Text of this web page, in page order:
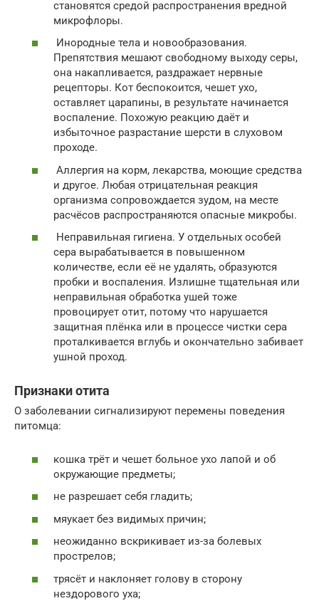
становятся средой распространения вредной
микрофлоры.
Инородные тела и новообразования.
Препятствия мешают свободному выходу серы,
она накапливается, раздражает нервные
рецепторы. Кот беспокоится, чешет ухо,
оставляет царапины, в результате начинается
воспаление. Похожую реакцию даёт и
избыточное разрастание шерсти в слуховом
проходе.
Аллергия на корм, лекарства, моющие средства
и другое. Любая отрицательная реакция
организма сопровождается зудом, на месте
расчёсов распространяются опасные микробы.
Неправильная гигиена. У отдельных особей
сера вырабатывается в повышенном
количестве, если её не удалять, образуются
пробки и воспаления. Излишне тщательная или
неправильная обработка ушей тоже
провоцирует отит, потому что нарушается
защитная плёнка или в процессе чистки сера
проталкивается вглубь и окончательно забивает
ушной проход.
Признаки отита
О заболевании сигнализируют перемены поведения
питомца:
кошка трёт и чешет больное ухо лапой и об
окружающие предметы;
не разрешает себя гладить;
мяукает без видимых причин;
неожиданно вскрикивает из-за болевых
прострелов;
трясёт и наклоняет голову в сторону
нездорового уха;